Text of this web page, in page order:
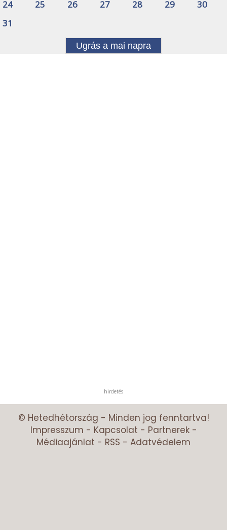
24
25 26 27 28 29
30
31
Ugrás a mai napra
hirdetés
© Hetedhétország - Minden jog fenntartva!
Impresszum - Kapcsolat - Partnerek-
Médiaajánlat - RSS - Adatvédelem